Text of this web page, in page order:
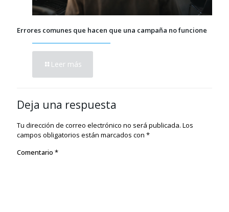
Errores comunes que hacen que una campaña no funcione
Leer más
Deja una respuesta
Tu dirección de correo electrónico no será publicada. Los
campos obligatorios están marcados con *
Comentario *